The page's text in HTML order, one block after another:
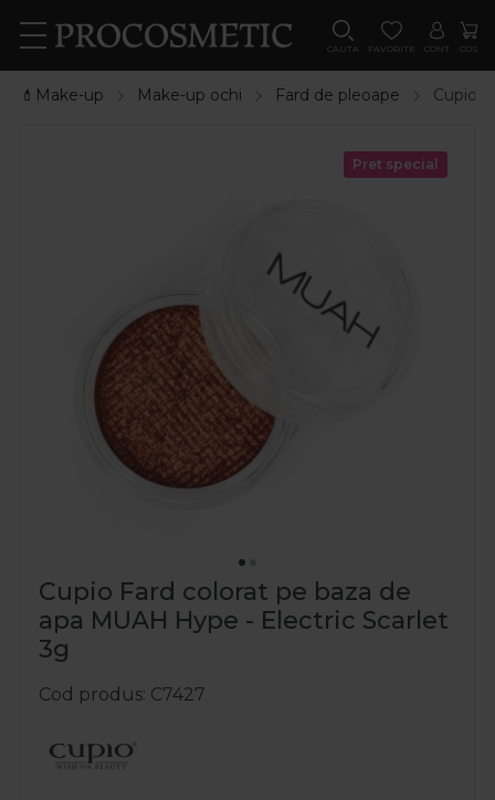
CAUTA FAVORITE CONT COS
💄Make-up Make-up ochi Fard de pleoape Cupio
Pret special
Cupio Fard colorat pe baza de
apa MUAH Hype - Electric Scarlet
3g
Cod produs C7427